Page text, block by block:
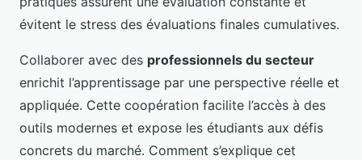
évitent le stress des évaluations finales cumulatives.
Collaborer avec des professionnels du secteur
enrichit l’apprentissage par une perspective réelle et
appliquée. Cette coopération facilite l’accès à des
outils modernes et expose les étudiants aux défis
concrets du marché. Comment s’explique cet